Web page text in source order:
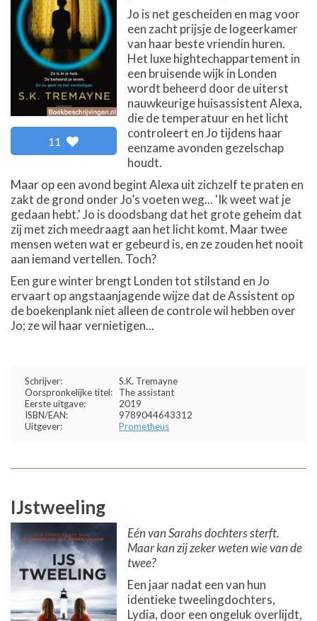
11
Jo is net gescheiden en mag voor
een zacht prijsje de logeerkamer
van haar beste vriendin huren.
Het luxe hightechappartement in
een bruisende wijk in Londen
wordt beheerd door de uiterst
nauwkeurige huisassistent Alexa,
die de temperatuur en het licht
controleert en Jo tijdens haar
eenzame avonden gezelschap
houdt.
Maar op een avond begint Alexa uit zichzelf te praten en
zakt de grond onder Jo’s voeten weg... 'Ik weet wat je
gedaan hebt.' Jo is doodsbang dat het grote geheim dat
zij met zich meedraagt aan het licht komt. Maar twee
mensen weten wat er gebeurd is, en ze zouden het nooit
aan iemand vertellen. Toch?
Een gure winter brengt Londen tot stilstand en Jo
ervaart op angstaanjagende wijze dat de Assistent op
de boekenplank niet alleen de controle wil hebben over
Jo; ze wil haar vernietigen...
Schrijver:
S.K. Tremayne
Oorspronkelijke titel:
The assistant
Eerste uitgave:
2019
ISBN/EAN:
9789044643312
Uitgever:
Prometheus
IJstweeling
Eén van Sarahs dochters sterft.
Maar kan zij zeker weten wie van de
twee?
Een jaar nadat een van hun
identieke tweelingdochters,
Lydia, door een ongeluk overlijdt,